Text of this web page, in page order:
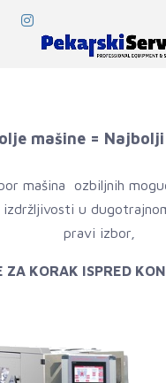
mašine =
mašina ozbiljnih
u
pravi izbor,
ZA KORAK ISPRED